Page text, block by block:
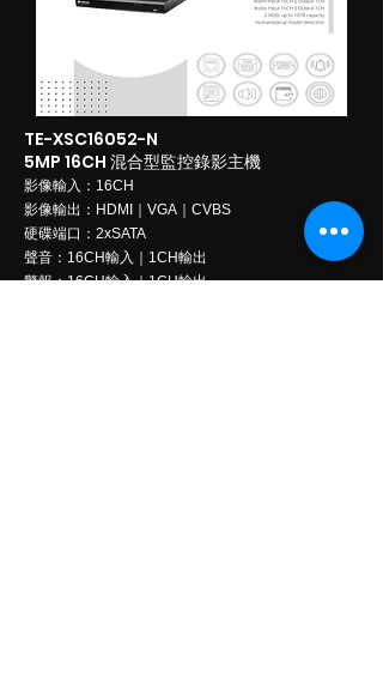
TE-XSC16052-N
5MP 16CH 混合型監控錄影主機
影像輸入：16CH
影像輸出：HDMI｜VGA｜CVBS
硬碟端口：2xSATA
聲音：16CH輸入｜1CH輸出
警報：16CH輸入｜1CH輸出